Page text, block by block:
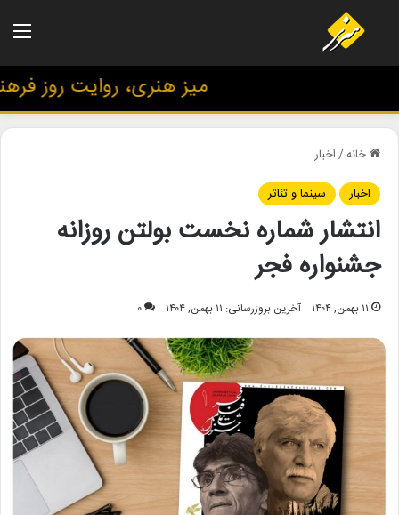
میز هنری، روایت روز
خانه/اخبار
اخبار
سینما و تئاتر
انتشار شماره نخست بولتن روزانه
جشنواره فجر
۱۱ بهمن, ۱۴۰۴ آخرین بروزرسانی: ۱۱ بهمن, ۱۴۰۴ ۰